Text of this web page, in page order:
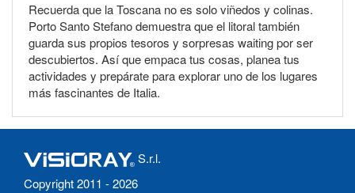
Recuerda que la Toscana no es solo viñedos y colinas.
Porto Santo Stefano demuestra que el litoral también
guarda sus propios tesoros y sorpresas waiting por ser
descubiertos. Así que empaca tus cosas, planea tus
actividades y prepárate para explorar uno de los lugares
más fascinantes de Italia.
S.r.l.
Copyright 2011 - 2026